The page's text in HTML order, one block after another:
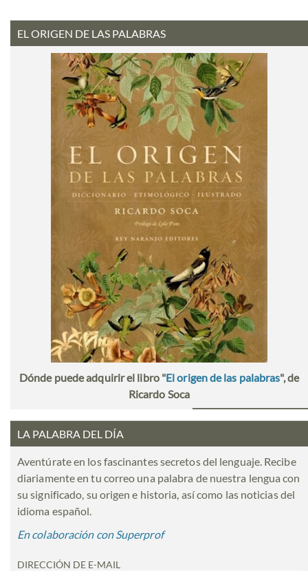
EL ORIGEN DE LAS PALABRAS
Dónde puede adquirir el libro "El origen de las palabras", de
Ricardo Soca
LA PALABRA DEL DÍA
Aventúrate en los fascinantes secretos del lenguaje. Recibe
diariamente en tu correo una palabra de nuestra lengua con
su significado, su origen e historia, así como las noticias del
idioma español.
En colaboración con Superprof
DIRECCIÓN DE E-MAIL